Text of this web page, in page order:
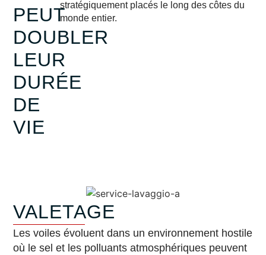
PEUT
DOUBLER
LEUR
DURÉE
DE
VIE
stratégiquement placés le long des côtes du
monde entier.
VALETAGE
Les voiles évoluent dans un environnement hostile
où le sel et les polluants atmosphériques peuvent